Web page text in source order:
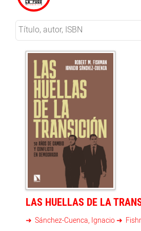
LAS HUELLAS DE LA
Sánchez-Cuenca, Ignacio